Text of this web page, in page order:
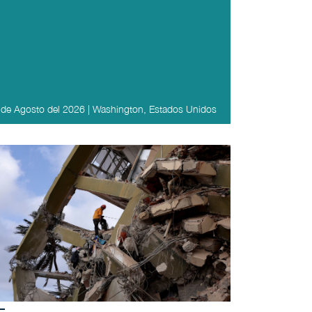
Agosto del 2026 | Washington, Estados Unidos